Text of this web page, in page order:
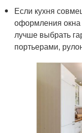
Если кухня
оформления окна
лучше выбрать
портьерами,